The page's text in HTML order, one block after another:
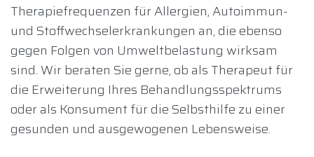
Therapiefrequenzen für Allergien, Autoimmun-
und Stoffwechselerkrankungen an, die ebenso
gegen Folgen von Umweltbelastung wirksam
sind. Wir beraten Sie gerne, ob als Therapeut für
die Erweiterung Ihres Behandlungsspektrums
oder als Konsument für die Selbsthilfe zu einer
gesunden und ausgewogenen Lebensweise.